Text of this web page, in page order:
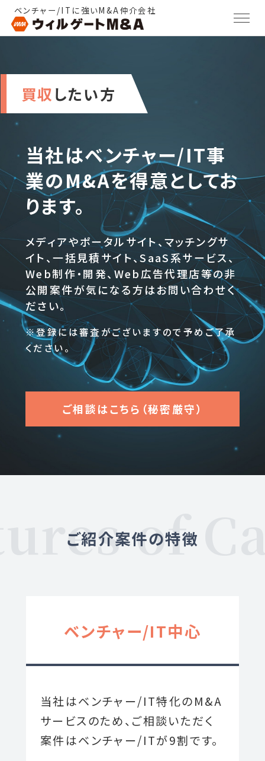
ベンチャー/ITに強いM&A仲介会社
買収したい方
当社はベンチャー/IT事
業のM&Aを得意としてお
ります。
メディアやポータルサイト、マッチングサ
イト、一括見積サイト、SaaS系サービス、
Web制作・開発、Web広告代理店等の非
公開案件が気になる方はお問い合わせく
ださい。
※登録には審査がございますので予めご了承
ください。
ご相談はこちら （秘密厳守）
ご紹介案件の特徴
ベンチャー/IT中心
当社はベンチャー/IT特化のM&A
サービスのため、ご相談いただく
案件はベンチャー/ITが9割です。